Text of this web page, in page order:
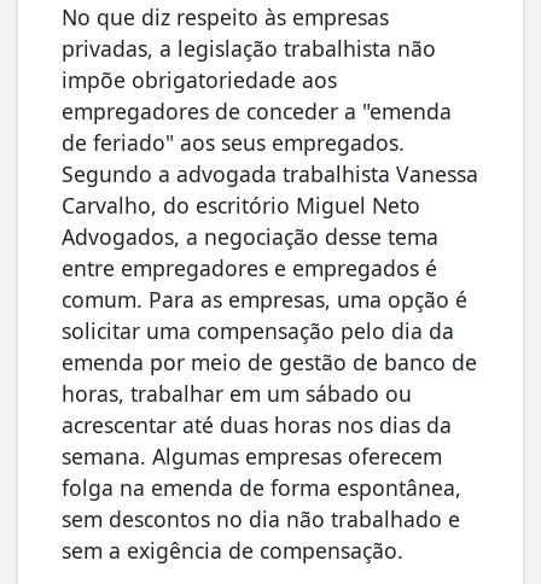
No que diz respeito às empresas
privadas, a legislação trabalhista não
impõe obrigatoriedade aos
empregadores de conceder a "emenda
de feriado" aos seus empregados.
Segundo a advogada trabalhista Vanessa
Carvalho, do escritório Miguel Neto
Advogados, a negociação desse tema
entre empregadores e empregados é
comum. Para as empresas, uma opção é
solicitar uma compensação pelo dia da
emenda por meio de gestão de banco de
horas, trabalhar em um sábado ou
acrescentar até duas horas nos dias da
semana. Algumas empresas oferecem
folga na emenda de forma espontânea,
sem descontos no dia não trabalhado e
sem a exigência de compensação.